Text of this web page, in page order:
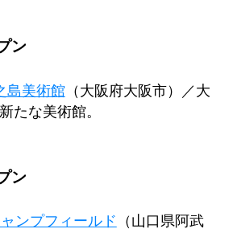
ン
島美術館（大阪府大阪市）／大
たな美術館。
ン
ンプフィールド （山口県阿武